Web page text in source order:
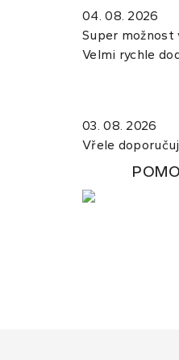
04. 08. 2026
Super možnost
Velmi rychle
03. 08. 2026
Vřele